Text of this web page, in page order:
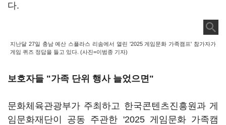
다.
지난달 27일 충남 예산 스플라스 리솜에서 열린 '2025 게임문화 가족캠프' 참가자가
게임 퀴즈 정답을 들고 있다. (사진=이범종 기자)
보호자들 "가족 단위 행사 늘었으면"
문화체육관광부가 주최하고 한국콘텐츠진흥원과 게
임문화재단이 공동 주관한 '2025 게임문화 가족캠